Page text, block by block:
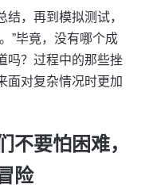
，再到模拟测试，
”毕竟，没有哪个成
吗？过程中的那些挫
面对复杂情况时更加
不要怕困难，
险